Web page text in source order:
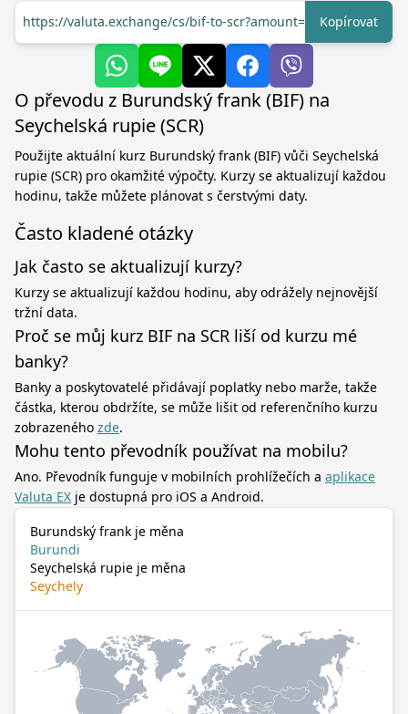
https://valuta.exchange/cs/bif-to-scr?amount=1
Kopírovat
O převodu z Burundský frank (BIF) na
Seychelská rupie (SCR)
Použijte aktuální kurz Burundský frank (BIF) vůči Seychelská
rupie (SCR) pro okamžité výpočty. Kurzy se aktualizují každou
hodinu, takže můžete plánovat s čerstvými daty.
Často kladené otázky
Jak často se aktualizují kurzy?
Kurzy se aktualizují každou hodinu, aby odrážely nejnovější
tržní data.
Proč se můj kurz BIF na SCR liší od kurzu mé
banky?
Banky a poskytovatelé přidávají poplatky nebo marže, takže
částka, kterou obdržíte, se může lišit od referenčního kurzu
zobrazeného zde.
Mohu tento převodník používat na mobilu?
Ano. Převodník funguje v mobilních prohlížečích a aplikace
Valuta EX je dostupná pro iOS a Android.
Burundský frank je měna
Burundi
Seychelská rupie je měna
Seychely